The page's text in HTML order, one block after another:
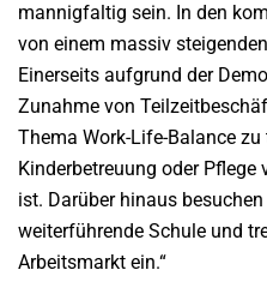
mannigfaltig sein. In den
von einem massiv
Einerseits aufgrund der
Zunahme von
Thema Work-Life-Balance
Kinderbetreuung oder Pflege
ist. Darüber hinaus
weiterführende Schule und
Arbeitsmarkt ein.“